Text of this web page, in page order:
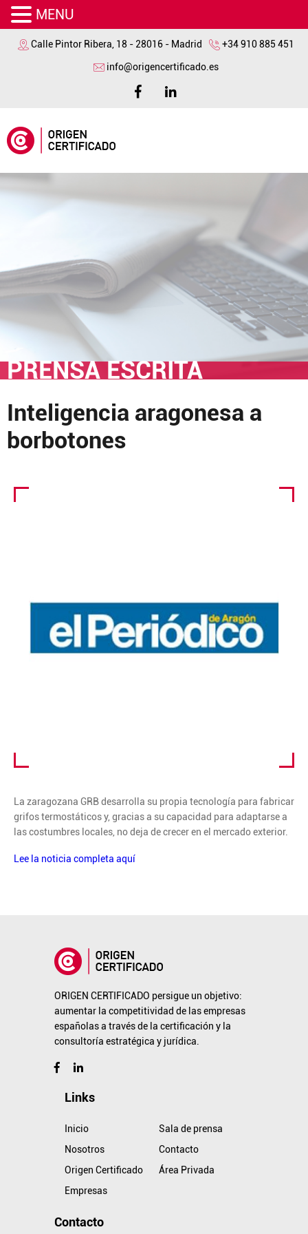
Calle Pintor Ribera, 18 - 28016 - Madrid +34 910 885 451
info@origencertificado.es
PRENSA ESCRITA
Inteligencia aragonesa a
borbotones
La zaragozana GRB desarrolla su propia tecnología para fabricar
grifos termostáticos y, gracias a su capacidad para adaptarse a
las costumbres locales, no deja de crecer en el mercado exterior.
Lee la noticia completa aquí
ORIGEN CERTIFICADO persigue un objetivo:
aumentar la competitividad de las empresas
españolas a través de la certificación y la
consultoría estratégica y jurídica.
Links
Inicio
Nosotros
Origen Certificado
Empresas
Sala de prensa
Contacto
Área Privada
Contacto
MENU